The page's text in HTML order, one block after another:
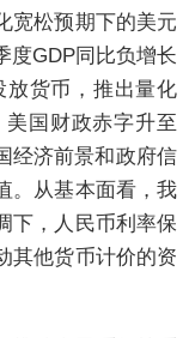
宽松预期下的美元
度GDP同比负增长
放货币，推出量化
国财政赤字升至
经济前景和政府信
。从基本面看，我
下，人民币利率保
其他货币计价的资